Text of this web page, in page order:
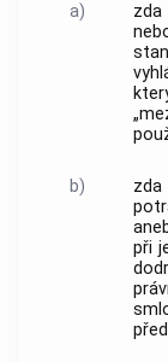
a)
b) zda
při